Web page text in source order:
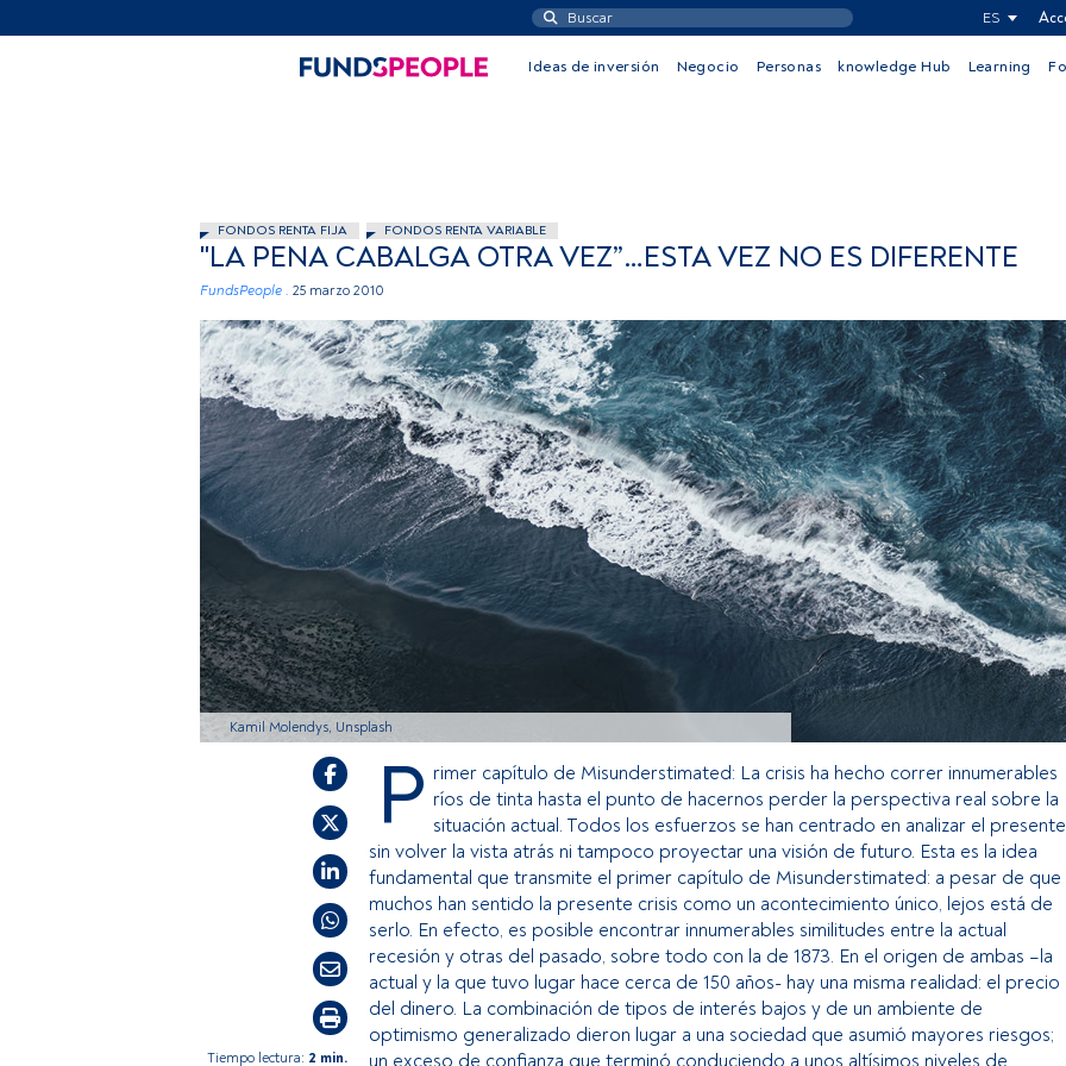
ES
Ideas de inversión Negocio Personas knowledge Hub Learning
FONDOS RENTA FIJA FONDOS RENTA VARIABLE
"LA PENA CABALGA OTRA VEZ”…ESTA VEZ NO ES DIFERENTE
FundsPeople . 25 marzo 2010
Kamil Molendys, Unsplash
Tiempo lectura: 2 min.
P rimer capítulo de Misunderstimated: La crisis ha hecho correr innumerables
ríos de tinta hasta el punto de hacernos perder la perspectiva real sobre la
situación actual. Todos los esfuerzos se han centrado en analizar el
sin volver la vista atrás ni tampoco proyectar una visión de futuro. Esta es la idea
fundamental que transmite el primer capítulo de Misunderstimated: a pesar de que
muchos han sentido la presente crisis como un acontecimiento único, lejos está de
serlo. En efecto, es posible encontrar innumerables similitudes entre la actual
recesión y otras del pasado, sobre todo con la de 1873. En el origen de ambas –la
actual y la que tuvo lugar hace cerca de 150 años- hay una misma realidad: el precio
del dinero. La combinación de tipos de interés bajos y de un ambiente de
optimismo generalizado dieron lugar a una sociedad que asumió mayores riesgos;
un exceso de confianza que terminó conduciendo a unos altísimos niveles de